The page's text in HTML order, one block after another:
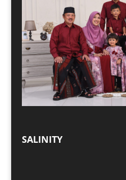
SALINITY